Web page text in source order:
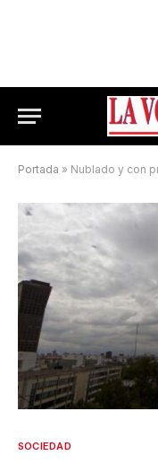
Portada » Nublado y con
SOCIEDAD